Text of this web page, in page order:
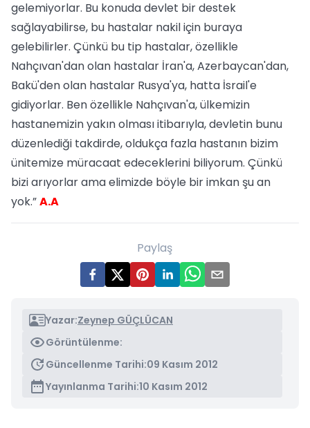
gelemiyorlar. Bu konuda devlet bir destek
sağlayabilirse, bu hastalar nakil için buraya
gelebilirler. Çünkü bu tip hastalar, özellikle
Nahçıvan'dan olan hastalar İran'a, Azerbaycan'dan,
Bakü'den olan hastalar Rusya'ya, hatta İsrail'e
gidiyorlar. Ben özellikle Nahçıvan'a, ülkemizin
hastanemizin yakın olması itibarıyla, devletin bunu
düzenlediği takdirde, oldukça fazla hastanın bizim
ünitemize müracaat edeceklerini biliyorum. Çünkü
bizi arıyorlar ama elimizde böyle bir imkan şu an
yok.”A.A
Paylaş
Yazar:Zeynep GÜÇLÜCAN
Görüntülenme:
Güncellenme Tarihi:09 Kasım 2012
Yayınlanma Tarihi:10 Kasım 2012